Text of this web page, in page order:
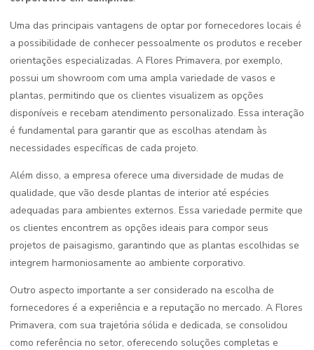
Uma das principais vantagens de optar por fornecedores locais é
a possibilidade de conhecer pessoalmente os produtos e receber
orientações especializadas. A Flores Primavera, por exemplo,
possui um showroom com uma ampla variedade de vasos e
plantas, permitindo que os clientes visualizem as opções
disponíveis e recebam atendimento personalizado. Essa interação
é fundamental para garantir que as escolhas atendam às
necessidades específicas de cada projeto.
Além disso, a empresa oferece uma diversidade de mudas de
qualidade, que vão desde plantas de interior até espécies
adequadas para ambientes externos. Essa variedade permite que
os clientes encontrem as opções ideais para compor seus
projetos de paisagismo, garantindo que as plantas escolhidas se
integrem harmoniosamente ao ambiente corporativo.
Outro aspecto importante a ser considerado na escolha de
fornecedores é a experiência e a reputação no mercado. A Flores
Primavera, com sua trajetória sólida e dedicada, se consolidou
como referência no setor, oferecendo soluções completas e